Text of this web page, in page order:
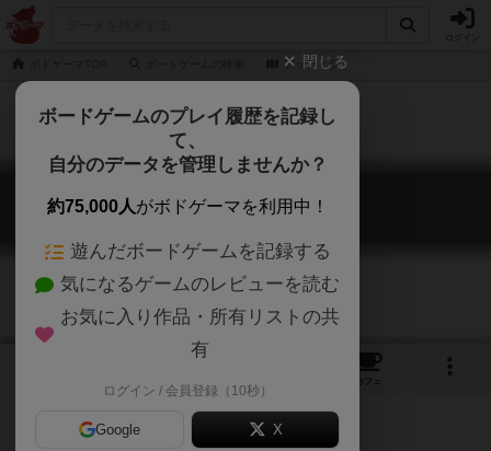
アッティラ
アッティラ
Attila
カフェ
閉じる
ボードゲームのプレイ履歴を記録し
て、
自分のデータを管理しませんか？
約75,000人がボドゲーマを利用中！
遊んだボードゲームを記録する
気になるゲームのレビューを読む
お気に入り作品・所有リストの共
有
ログイン / 会員登録（10秒）
Google X